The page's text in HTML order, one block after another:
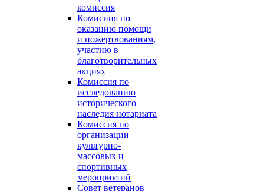
комиссия
Комисиия по
оказанию помощи
и пожертвованиям,
участию в
благотворительных
акциях
Комиссия по
исследованию
исторического
наследия нотариата
Комиссия по
организации
культурно-
массовых и
спортивных
мероприятий
Совет ветеранов